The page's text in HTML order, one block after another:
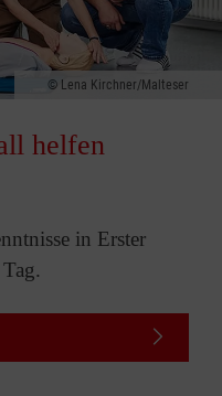
Lena Kirchner/Malteser
helfen
in Erster